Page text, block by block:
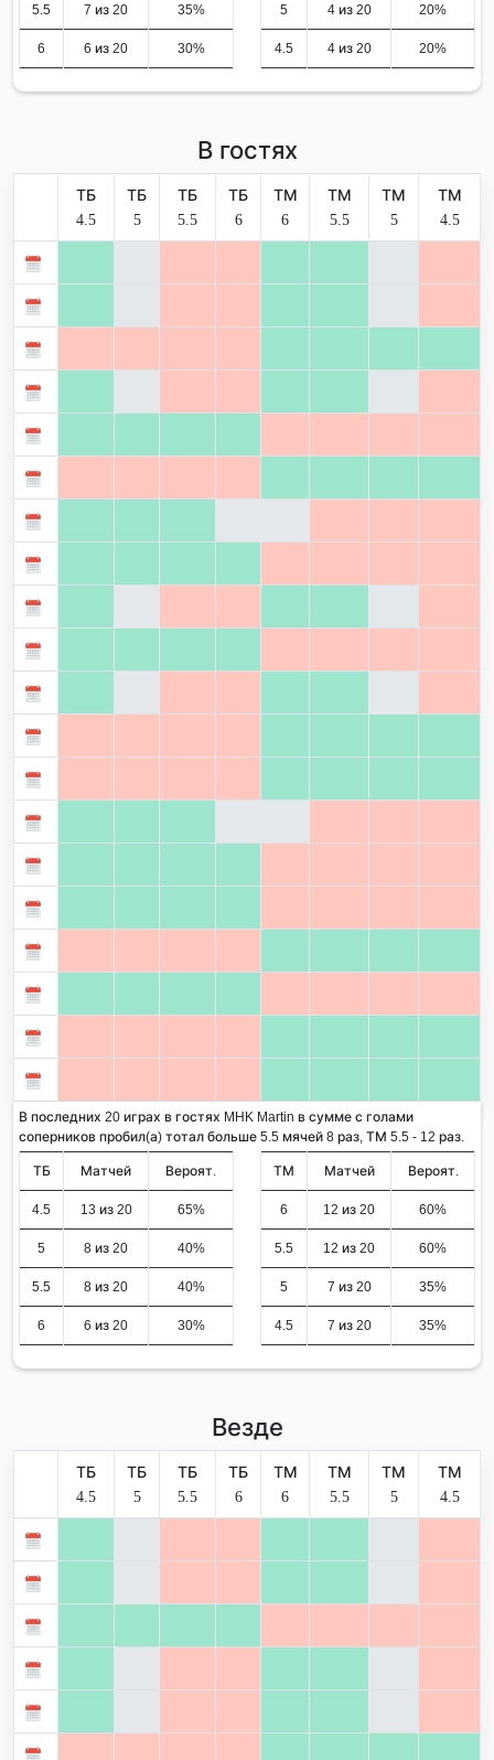
5.5 7 из 20 35%
6 6 из 20 30%
5 4 из 20 20%
4.5 4 из 20 20%
В гостях
ТБ
4.5
ТБ
5
ТБ
5.5
ТБ
6
ТМ
6
ТМ
5.5
ТМ
5
ТМ
4.5
В последних 20 играх в гостях MHK Martin в сумме с голами
соперников пробил(а) тотал больше 5.5 мячей 8 раз, ТМ 5.5 - 12 раз.
ТБ Матчей Вероят.
4.5 13 из 20 65%
5 8 из 20 40%
5.5 8 из 20 40%
6 6 из 20 30%
ТМ Матчей Вероят.
6 12 из 20 60%
5.5 12 из 20 60%
5 7 из 20 35%
4.5 7 из 20 35%
Везде
ТБ
4.5
ТБ
5
ТБ
5.5
ТБ
6
ТМ
6
ТМ
5.5
ТМ
5
ТМ
4.5